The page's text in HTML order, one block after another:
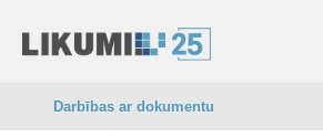
Darbības ar dokumentu